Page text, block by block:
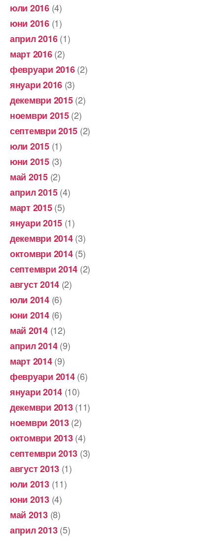
юли 2016(4)
юни 2016(1)
април 2016(1)
март 2016(2)
февруари 2016(2)
януари 2016 (3)
декември 2015(2)
ноември 2015(2)
септември 2015 (2)
юли 2015(1)
юни 2015(3)
май 2015(2)
април 2015(4)
март 2015(5)
януари 2015 (1)
декември 2014(3)
октомври 2014(5)
септември 2014 (2)
август 2014 (2)
юли 2014(6)
юни 2014(6)
май 2014(12)
април 2014(9)
март 2014(9)
февруари 2014(6)
януари 2014 (10)
декември 2013(11)
ноември 2013(2)
октомври 2013(4)
септември 2013 (3)
август 2013 (1)
юли 2013(11)
юни 2013(4)
май 2013(8)
април 2013(5)